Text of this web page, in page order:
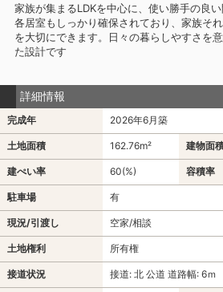
家族が集まるLDKを中心に、使い勝手の良い
各居室もしっかり確保されており、家族そ
を大切にできます。日々の暮らしやすさを
た設計です
詳細情報
完成年 2026年6月築
土地面積 162.76m² 建物面
建ぺい率 60(%) 容積率
駐車場 有
現況/引渡し 空家/相談
土地権利 所有権
接道状況 接道: 北 公道 道路幅: 6ｍ